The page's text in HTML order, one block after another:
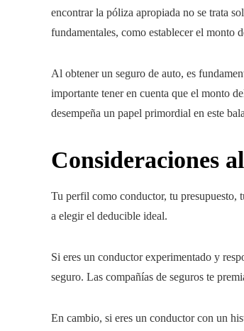
encontrar la póliza apropiada no se trata
fundamentales, como establecer el monto
Al obtener un seguro de auto, es
importante tener en cuenta que el monto
desempeña un papel primordial en este
Consideraciones
Tu perfil como conductor, tu presupuesto,
a elegir el deducible ideal.
Si eres un conductor experimentado y
seguro. Las compañías de seguros te
En cambio, si eres un conductor con un